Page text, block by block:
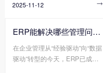
模块，能构建起企业资源统一管
业(如离散制造与流程制造)、不
同规模(如初创企业与跨国集
团)、不同业务模式(如项目制与
流水线制)的企业，对ERP系统
2025-11-12 
ERP能解决哪些管理问题?
在企业管理从“经验驱动”向“数据
驱动”转型的今天，ERP已成为